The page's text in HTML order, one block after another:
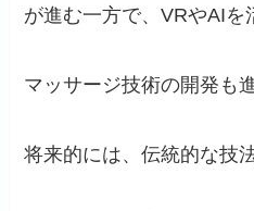
が進む一方で、VRやAIを
マッサージ技術の開発も
将来的には、伝統的な技